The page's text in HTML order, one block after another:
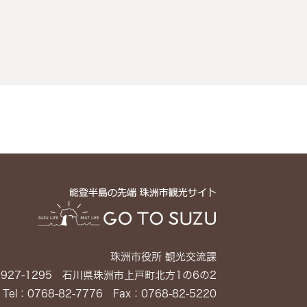
珠洲市役所 観光交流課
1295 石川県珠洲市上戸町北方1の6の2
Tel：0768-82-7776 Fax：0768-82-5220